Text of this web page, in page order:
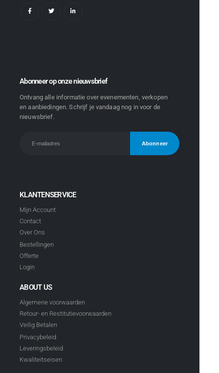
Abonneer op onze nieuwsbrief
Ontvang alle informatie over evenementen, verkopen
en aanbiedingen. Schrijf je vandaag nog in voor de
nieuwsbrief.
KLANTENSERVICE
Mijn Account
Contact
Over Ons
Bestellingen
Offerte
Login
ABOUT US
Algemene voorwaarden
Retour- en Restitutievoorwaarden
Veilig Betalen
Privacybeleid
Leveringsbeleid
Kwaliteitseisen